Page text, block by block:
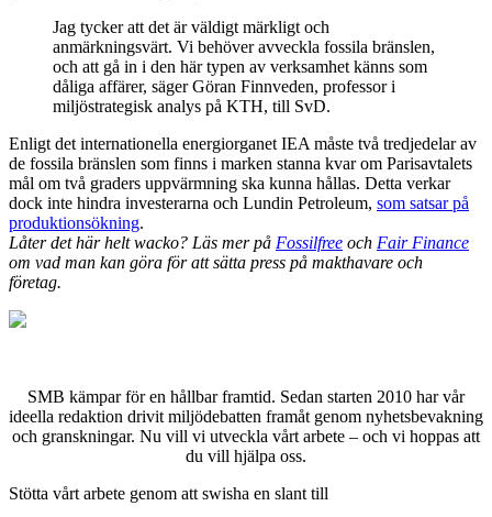
Jag tycker att det är väldigt märkligt och
anmärkningsvärt. Vi behöver avveckla fossila bränslen,
och att gå in i den här typen av verksamhet känns som
dåliga affärer, säger Göran Finnveden, professor i
miljöstrategisk analys på KTH, till SvD.
Enligt det internationella energiorganet IEA måste två tredjedelar av
de fossila bränslen som finns i marken stanna kvar om Parisavtalets
mål om två graders uppvärmning ska kunna hållas. Detta verkar
dock inte hindra investerarna och Lundin Petroleum, som satsar på
produktionsökning.
Låter det här helt wacko? Läs mer på Fossilfree och Fair Finance
om vad man kan göra för att sätta press på makthavare och
företag.
SMB kämpar för en hållbar framtid. Sedan starten 2010 har vår
ideella redaktion drivit miljödebatten framåt genom nyhetsbevakning
och granskningar. Nu vill vi utveckla vårt arbete – och vi hoppas att
du vill hjälpa oss.
Stötta vårt arbete genom att swisha en slant till